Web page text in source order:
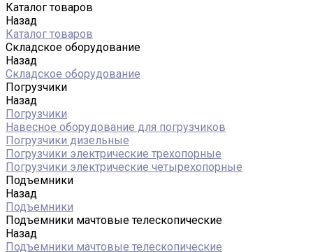
Каталог товаров
Назад
Каталог товаров
Складское оборудование
Назад
Складское оборудование
Погрузчики
Назад
Погрузчики
Навесное оборудование для погрузчиков
Погрузчики дизельные
Погрузчики электрические трехопорные
Погрузчики электрические четырехопорные
Подъемники
Назад
Подъемники
Подъемники мачтовые телескопические
Назад
Подъемники мачтовые телескопические